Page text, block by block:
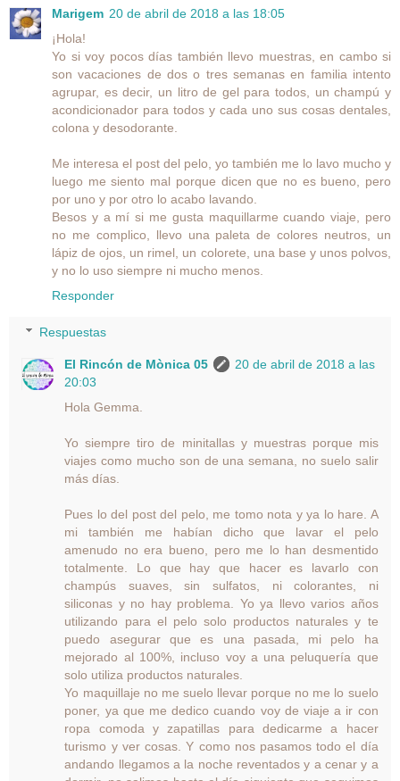
Marigem 20 de abril de 2018 a las 18:05
¡Hola!
Yo si voy pocos días también llevo muestras, en cambo si
son vacaciones de dos o tres semanas en familia intento
agrupar, es decir, un litro de gel para todos, un champú y
acondicionador para todos y cada uno sus cosas dentales,
colona y desodorante.
Me interesa el post del pelo, yo también me lo lavo mucho y
luego me siento mal porque dicen que no es bueno, pero
por uno y por otro lo acabo lavando.
Besos y a mí si me gusta maquillarme cuando viaje, pero
no me complico, llevo una paleta de colores neutros, un
lápiz de ojos, un rimel, un colorete, una base y unos polvos,
y no lo uso siempre ni mucho menos.
Responder
Respuestas
El Rincón de Mònica 05
20 de abril de 2018 a las
20:03
Hola Gemma.
Yo siempre tiro de minitallas y muestras porque mis
viajes como mucho son de una semana, no suelo salir
más días.
Pues lo del post del pelo, me tomo nota y ya lo hare. A
mi también me habían dicho que lavar el pelo
amenudo no era bueno, pero me lo han desmentido
totalmente. Lo que hay que hacer es lavarlo con
champús suaves, sin sulfatos, ni colorantes, ni
siliconas y no hay problema. Yo ya llevo varios años
utilizando para el pelo solo productos naturales y te
puedo asegurar que es una pasada, mi pelo ha
mejorado al 100%, incluso voy a una peluquería que
solo utiliza productos naturales.
Yo maquillaje no me suelo llevar porque no me lo suelo
poner, ya que me dedico cuando voy de viaje a ir con
ropa comoda y zapatillas para dedicarme a hacer
turismo y ver cosas. Y como nos pasamos todo el día
andando llegamos a la noche reventados y a cenar y a